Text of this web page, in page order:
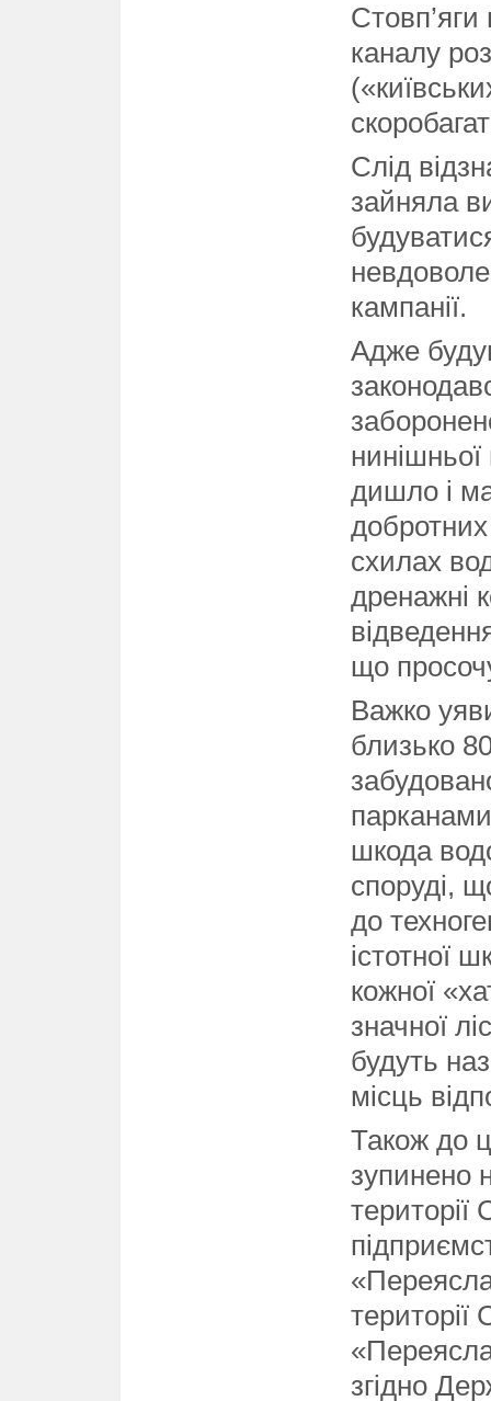
каналу
Слід
зайняла
кампанії.
Адже
дишло і
схилах
дренажні
що
Важко
близько
шкода
споруді,
до
істотної
кожної
значної
будуть
місць
Також до
зупинено
території
території
згідно